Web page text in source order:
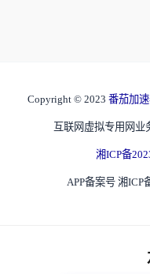
Copyright © 2023 番茄加
互联网虚拟专用网业
湘ICP备
APP备案号 湘ICP